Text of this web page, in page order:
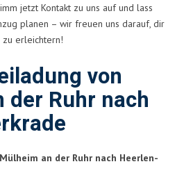
jetzt Kontakt zu uns auf und lass
planen – wir freuen uns darauf, dir
zu erleichtern!
von
der Ruhr nach
an der Ruhr nach Heerlen-